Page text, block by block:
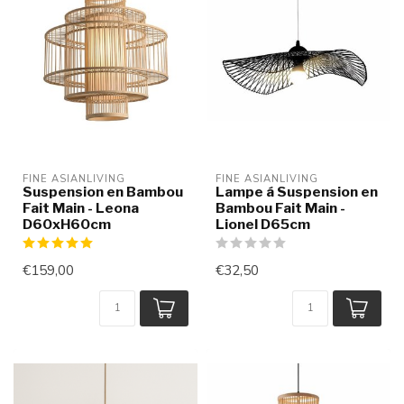
FINE ASIANLIVING
Suspension en Bambou
Fait Main - Leona
D60xH60cm
€159,00
FINE ASIANLIVING
Lampe á Suspension en
Bambou Fait Main -
Lionel D65cm
€32,50